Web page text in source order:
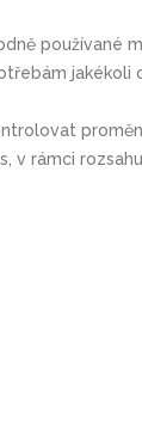
používané
jakékoli
v rámci